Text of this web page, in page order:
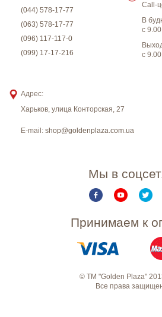
(044) 578-17-77
(063) 578-17-77
(096) 117-117-0
(099) 17-17-216
Call-
В
с
с
Адрес:
Харьков, улица Конторская, 27
E-mail: shop@goldenplaza.com.ua
Мы в
Принимаем к
© ТМ "Golden Plaza"
Все права